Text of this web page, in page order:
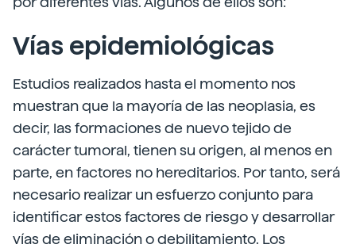
Vías epidemiológicas
Estudios realizados hasta el momento nos
muestran que la mayoría de las neoplasia, es
decir, las formaciones de nuevo tejido de
carácter tumoral, tienen su origen, al menos en
parte, en factores no hereditarios. Por tanto, será
necesario realizar un esfuerzo conjunto para
identificar estos factores de riesgo y desarrollar
vías de eliminación o debilitamiento. Los